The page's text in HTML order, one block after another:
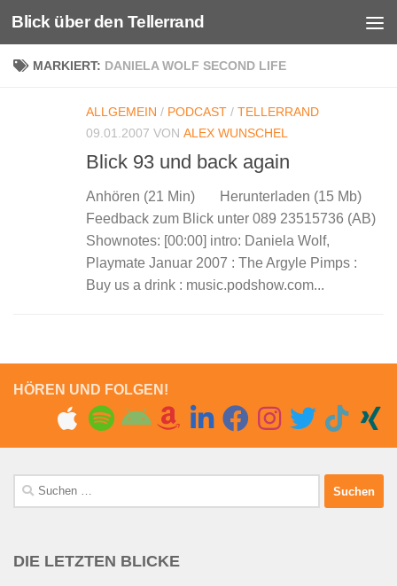
Unter dem Inhalt
Blick über den Tellerrand
MARKIERT: DANIELA WOLF SECOND LIFE
ALLGEMEIN / PODCAST / TELLERRAND
09.01.2007 VON ALEX WUNSCHEL
Blick 93 und back again
Anhören (21 Min) Herunterladen (15 Mb)
Feedback zum Blick unter 089 23515736 (AB)
Shownotes: [00:00] intro: Daniela Wolf,
Playmate Januar 2007 : The Argyle Pimps :
Buy us a drink : music.podshow.com...
HÖREN UND FOLGEN!
Suchen
nach:
DIE LETZTEN BLICKE